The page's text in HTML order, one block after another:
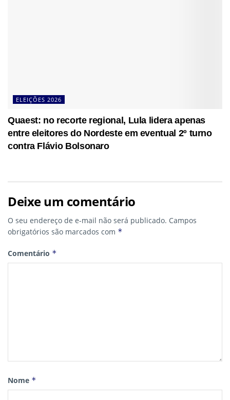
ELEIÇÕES 2026
Quaest: no recorte regional, Lula lidera apenas
entre eleitores do Nordeste em eventual 2º turno
contra Flávio Bolsonaro
Deixe um comentário
O seu endereço de e-mail não será publicado. Campos
obrigatórios são marcados com *
Comentário *
Nome *